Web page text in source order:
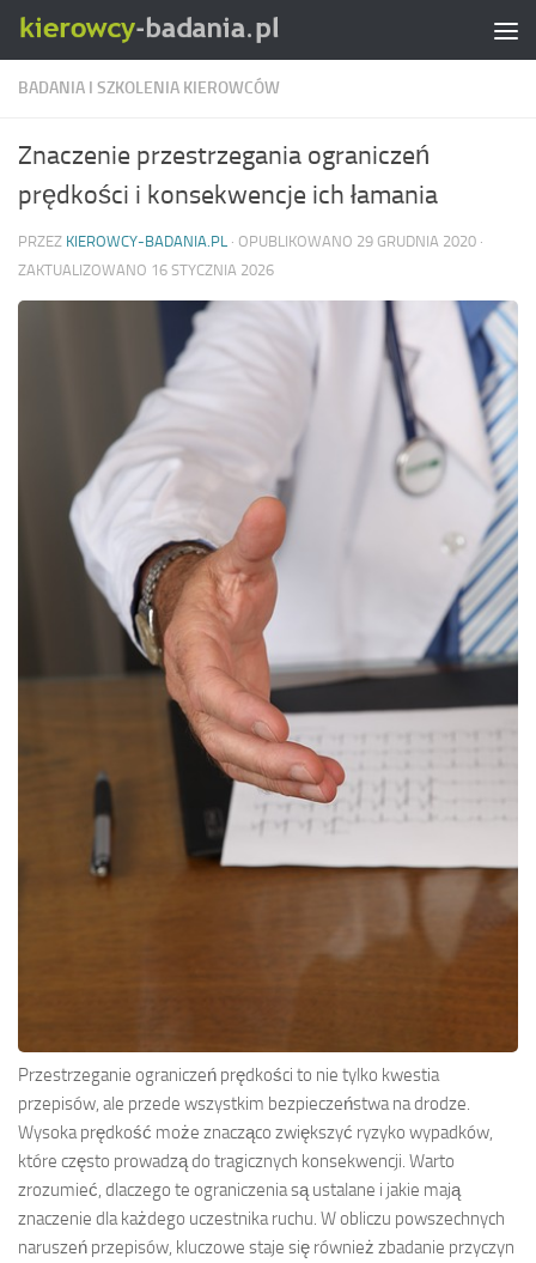
Skip to content
BADANIA I SZKOLENIA KIEROWCÓW
Znaczenie przestrzegania ograniczeń
prędkości i konsekwencje ich łamania
PRZEZ KIEROWCY-BADANIA.PL · OPUBLIKOWANO 29 GRUDNIA 2020 ·
ZAKTUALIZOWANO 16 STYCZNIA 2026
Przestrzeganie ograniczeń prędkości to nie tylko kwestia
przepisów, ale przede wszystkim bezpieczeństwa na drodze.
Wysoka prędkość może znacząco zwiększyć ryzyko wypadków,
które często prowadzą do tragicznych konsekwencji. Warto
zrozumieć, dlaczego te ograniczenia są ustalane i jakie mają
znaczenie dla każdego uczestnika ruchu. W obliczu powszechnych
naruszeń przepisów, kluczowe staje się również zbadanie przyczyn